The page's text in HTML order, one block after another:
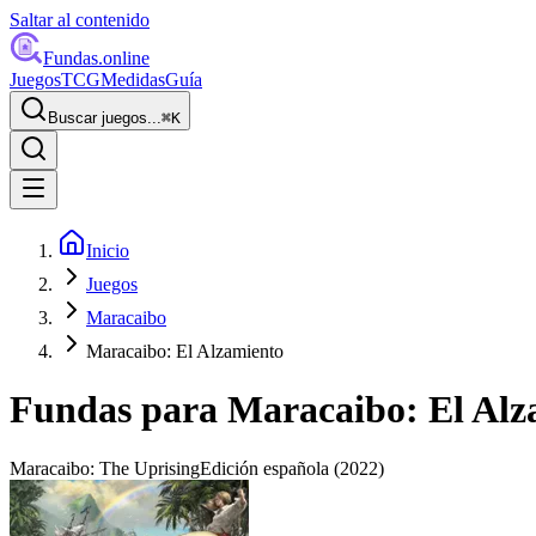
Saltar al contenido
Fundas.online
JuegosTCGMedidasGuía
Buscar juegos...⌘K
Inicio
Juegos
Maracaibo
Maracaibo: El Alzamiento
Fundas para Maracaibo: El
Maracaibo: The UprisingEdición española (2022)